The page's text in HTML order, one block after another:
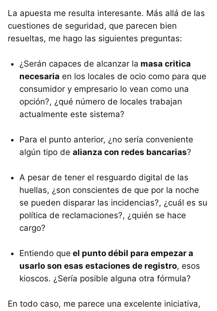
La apuesta me resulta interesante. Más allá de las
cuestiones de seguridad, que parecen bien
resueltas, me hago las siguientes preguntas:
¿Serán capaces de alcanzar la masa critica
necesaria en los locales de ocio como para que
consumidor y empresario lo vean como una
opción?, ¿qué número de locales trabajan
actualmente este sistema?
Para el punto anterior, ¿no sería conveniente
algún tipo de alianza con redes bancarias?
A pesar de tener el resguardo digital de las
huellas, ¿son conscientes de que por la noche
se pueden disparar las incidencias?, ¿cuál es su
política de reclamaciones?, ¿quién se hace
cargo?
Entiendo que el punto débil para empezar a
usarlo son esas estaciones de registro, esos
kioscos. ¿Sería posible alguna otra fórmula?
En todo caso, me parece una excelente iniciativa,